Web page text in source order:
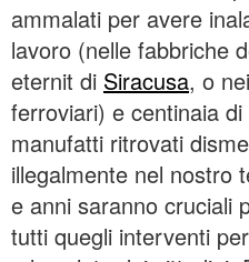
ammalati per avere
lavoro (nelle fabbriche
eternit di Siracusa, o
ferroviari) e centinaia
manufatti ritrovati
illegalmente nel nostro
e anni saranno cruciali
tutti quegli interventi